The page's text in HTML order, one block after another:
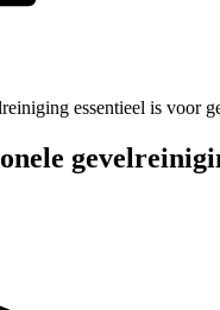
essentieel is voor